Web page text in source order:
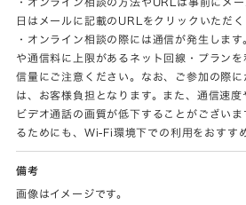
日はメールに記載のURLをクリックいただく
・オンライン相談の際には通信が発生しま
や通信料に上限があるネット回線・プラン
信量にご注意ください。なお、ご参加の際
は、お客様負担となります。また、通信速
ビデオ通話の画質が低下することがござい
るためにも、Wi-Fi環境下での利用をおすす
備考
画像はイメージです。